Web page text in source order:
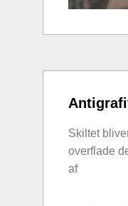
Skiltet
overflade
af